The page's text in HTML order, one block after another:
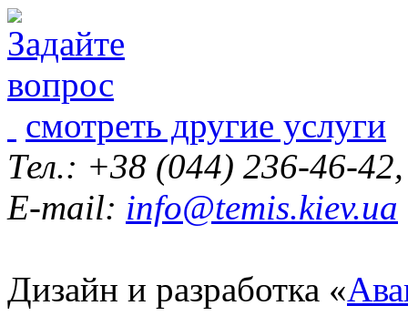
смотреть другие услуги
Тел.: +38 (044) 236-46-
E-mail: info@temis.kiev.ua
Дизайн и разработка «